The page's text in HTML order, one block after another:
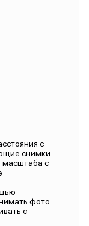
с
снимки
масштаба с
фото
с